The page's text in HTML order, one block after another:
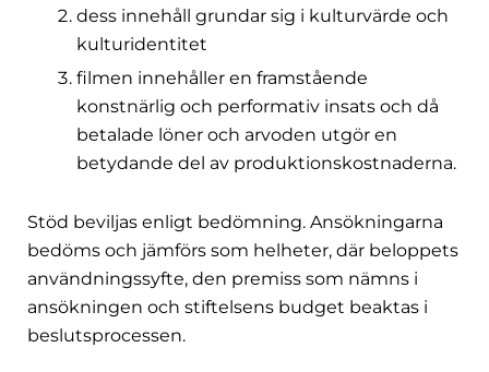
dess innehåll grundar sig i kulturvärde och
kulturidentitet
filmen innehåller en framstående
konstnärlig och performativ insats och då
betalade löner och arvoden utgör en
betydande del av produktionskostnaderna.
Stöd beviljas enligt bedömning. Ansökningarna
bedöms och jämförs som helheter, där beloppets
användningssyfte, den premiss som nämns i
ansökningen och stiftelsens budget beaktas i
beslutsprocessen.